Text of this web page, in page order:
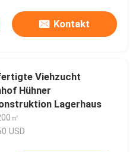
Kontakt
Viehzucht
Hühner
Lagerhaus
㎡
USD